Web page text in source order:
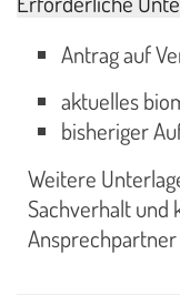
Antrag auf
aktuelles
bisheriger
Weitere
Sachverhalt und